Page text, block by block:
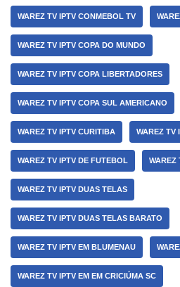
WAREZ TV IPTV CONMEBOL TV
WAREZ TV IPTV COPA DO MUNDO
WAREZ TV IPTV COPA LIBERTADORES
WAREZ TV IPTV COPA SUL AMERICANO
WAREZ TV IPTV CURITIBA WAREZ TV
WAREZ TV IPTV DE FUTEBOL WAREZ
WAREZ TV IPTV DUAS TELAS
WAREZ TV IPTV DUAS TELAS BARATO
WAREZ TV IPTV EM BLUMENAU
WAREZ TV IPTV EM EM CRICIÚMA SC